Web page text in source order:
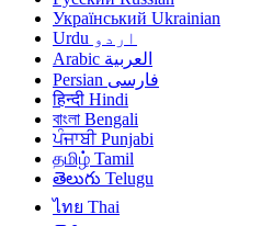
Український Ukrainian
اردو Urdu
العربية Arabic
فارسی Persian
हिन्दी Hindi
বাংলা Bengali
ਪੰਜਾਬੀ Punjabi
தமிழ் Tamil
తెలుగు Telugu
ไทย Thai